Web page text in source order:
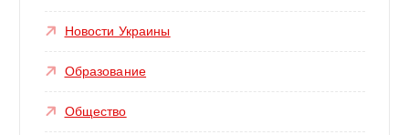
Новости Украины
Образование
Общество